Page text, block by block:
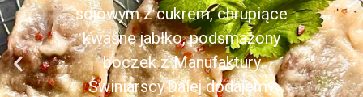
sojowym z cukrem, chrupiące
kwaśne jabłko, podsmażony
boczek z Manufaktury
Świniarscy.Dalej dodajemy